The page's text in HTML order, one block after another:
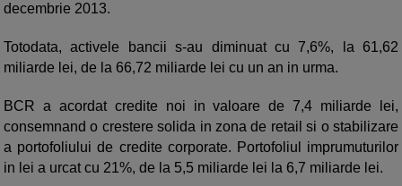
decembrie 2013.
Totodata, activele bancii s-au diminuat cu 7,6%, la 61,62
miliarde lei, de la 66,72 miliarde lei cu un an in urma.
BCR a acordat credite noi in valoare de 7,4 miliarde lei,
consemnand o crestere solida in zona de retail si o stabilizare
a portofoliului de credite corporate. Portofoliul imprumuturilor
in lei a urcat cu 21%, de la 5,5 miliarde lei la 6,7 miliarde lei.